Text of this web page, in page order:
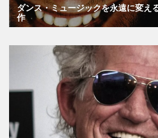
ダンス・ミュージックを永遠に変え
作